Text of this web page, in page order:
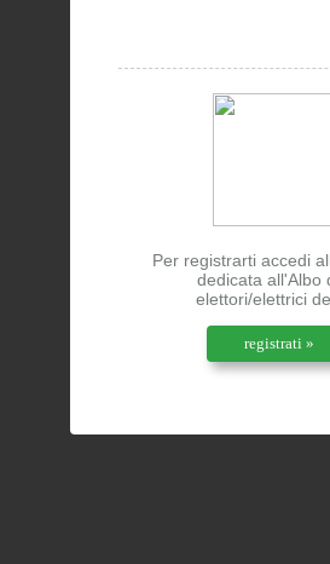
Per registrarti accedi
dedicata all'Albo
elettori/elettrici